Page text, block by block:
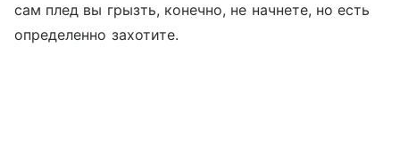
сам плед вы грызть, конечно, не начнете, но есть
определенно захотите.